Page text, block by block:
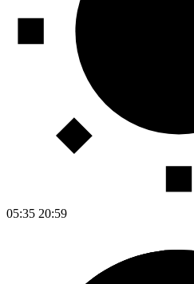
05:35 20:59